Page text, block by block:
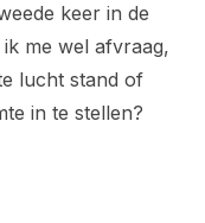
keer in de
me wel afvraag,
lucht stand of
in te stellen?